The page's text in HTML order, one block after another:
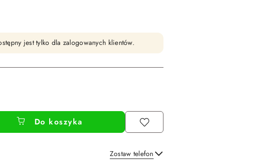
jest tylko dla zalogowanych klientów.
Do koszyka
Zostaw telefon